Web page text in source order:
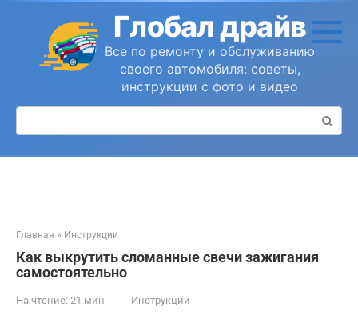
контенту
Глобал драйв
Все по ремонту и обслуживанию
своего автомобиля: советы,
инструкции с фото и видео
Поиск:
Главная » Инструкции
Как выкрутить сломанные свечи зажигания
самостоятельно
На чтение: 21 мин Инструкции